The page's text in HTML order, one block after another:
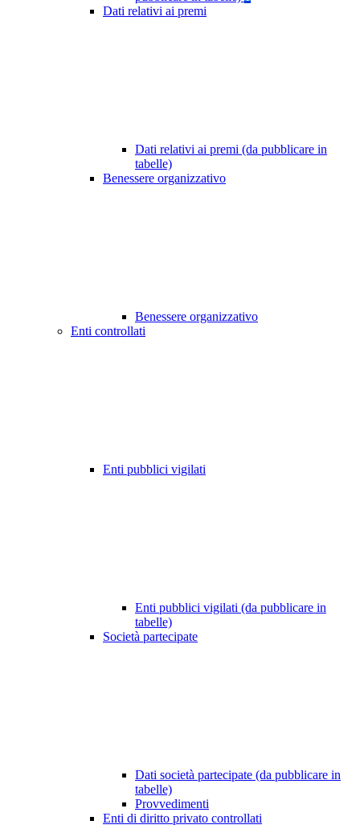
Dati relativi ai premi
Dati relativi ai premi (da pubblicare in
tabelle)
Benessere organizzativo
Benessere organizzativo
Enti controllati
Enti pubblici vigilati
Enti pubblici vigilati (da pubblicare in
tabelle)
Società partecipate
Dati società partecipate (da pubblicare in
tabelle)
Provvedimenti
Enti di diritto privato controllati